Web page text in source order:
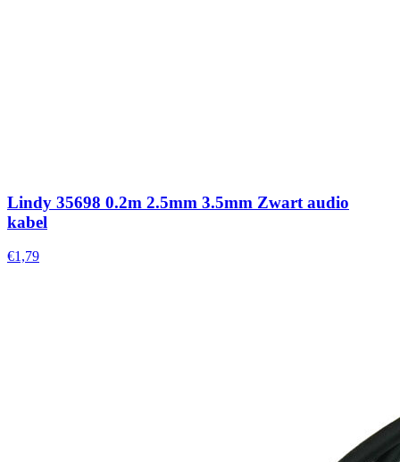
Lindy 35698 0.2m 2.5mm 3.5mm Zwart audio
kabel
€1,79